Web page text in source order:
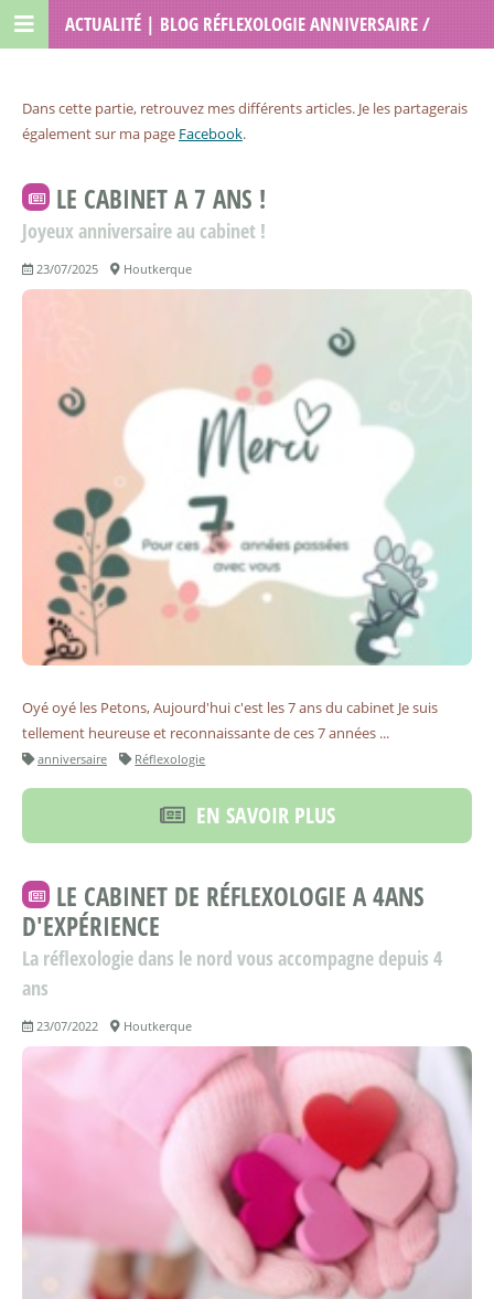
Dans cette partie, retrouvez mes différents articles. Je les partagerais
également sur ma page Facebook.
LE CABINET A 7 ANS !
Joyeux anniversaire au cabinet !
23/07/2025 Houtkerque
Oyé oyé les Petons, Aujourd'hui c'est les 7 ans du cabinet Je suis
tellement heureuse et reconnaissante de ces 7 années ...
anniversaire Réflexologie
EN SAVOIR PLUS
LE CABINET DE RÉFLEXOLOGIE A 4ANS
D'EXPÉRIENCE
La réflexologie dans le nord vous accompagne depuis 4
ans
23/07/2022 Houtkerque
ACTUALITÉ | BLOG RÉFLEXOLOGIE ANNIVERSAIRE /